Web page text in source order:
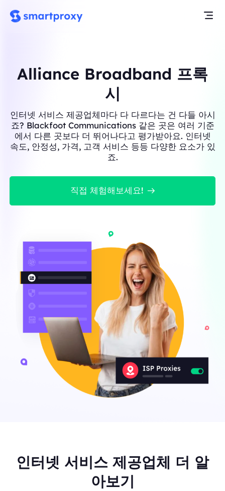
Alliance Broadband 프록
시
인터넷 서비스 제공업체마다 다 다르다는 건 다들 아시
죠? Blackfoot Communications 같은 곳은 여러 기준
에서 다른 곳보다 더 뛰어나다고 평가받아요. 인터넷
속도, 안정성, 가격, 고객 서비스 등등 다양한 요소가 있
죠.
직접 체험해보세요!
인터넷 서비스 제공업체 더 알
아보기